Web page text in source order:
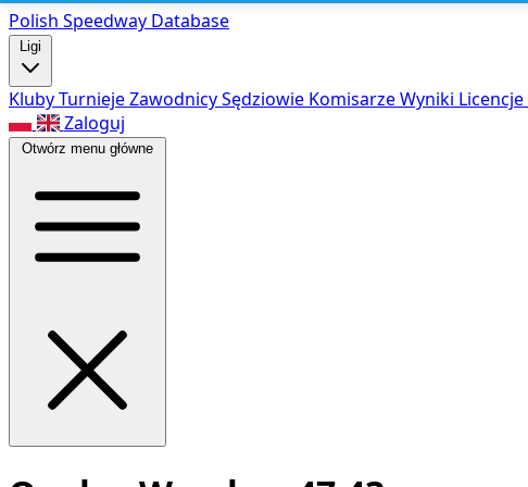
Polish Speedway Database
Ligi
KlubyTurniejeZawodnicySędziowie KomisarzeWyniki Licencje
Zaloguj
Otwórz menu główne